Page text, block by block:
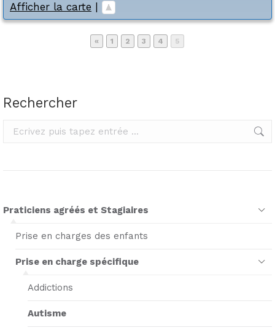
Afficher la carte
« Page
1 Page
2 Page
3 Page
4 Page
5
Rechercher
Rechercher
Praticiens agréés et Stagiaires
Prise en charges des enfants
Prise en charge spécifique
Addictions
Autisme